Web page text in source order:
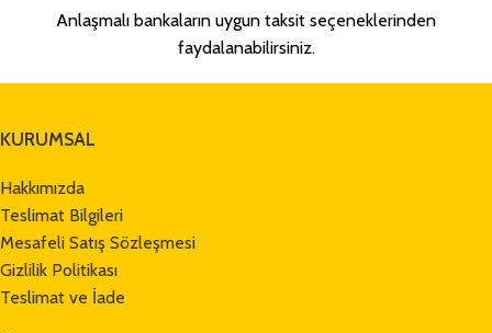
Anlaşmalı bankaların uygun taksit seçeneklerinden
faydalanabilirsiniz.
KURUMSAL
Hakkımızda
Teslimat Bilgileri
Mesafeli Satış Sözleşmesi
Gizlilik Politikası
Teslimat ve İade